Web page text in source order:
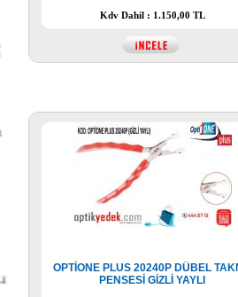
Kdv Dahil : 1.150,00 TL
OPTİONE PLUS 20240P DÜBEL
PENSESİ GİZLİ YAYLI